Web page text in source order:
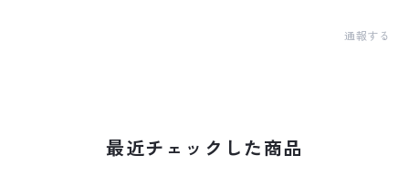
通報する
最近チェックした商品